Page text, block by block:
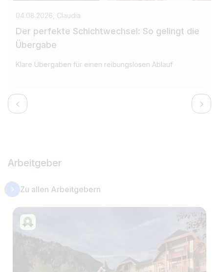
04.08.2026, Claudia
Der perfekte Schichtwechsel: So gelingt die
Übergabe
Klare Übergaben für einen reibungslosen Ablauf
Arbeitgeber
Zu allen Arbeitgebern